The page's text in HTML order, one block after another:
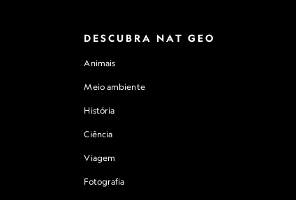
DESCUBRA NAT GEO
Animais
Meio ambiente
História
Ciência
Viagem
Fotografia